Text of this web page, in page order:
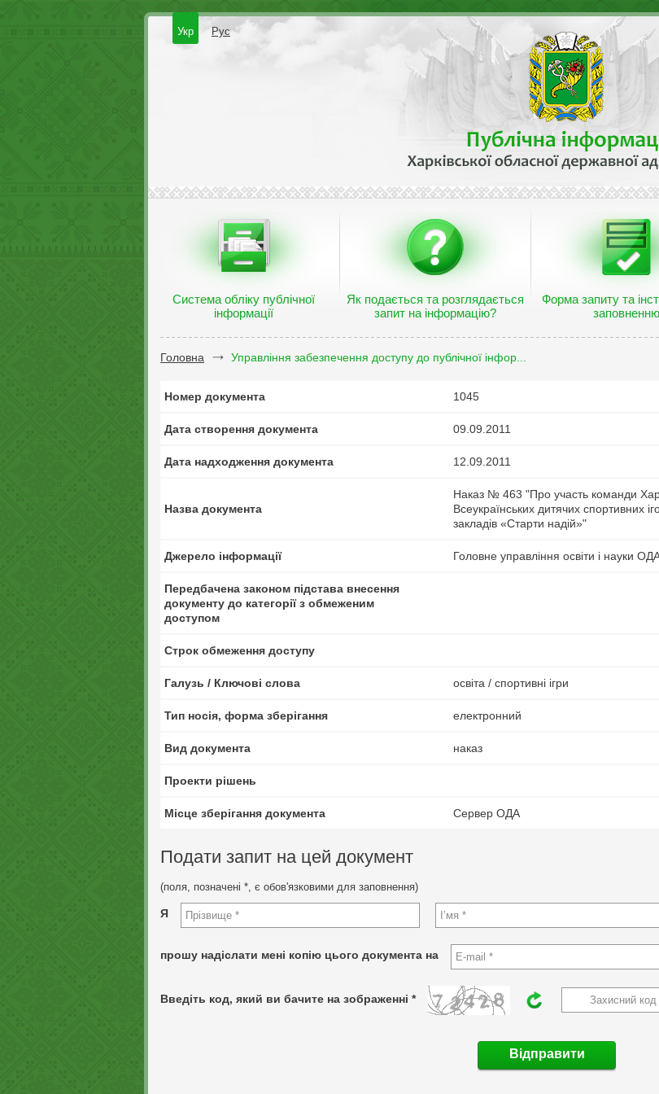
Укр Рус
Система обліку публічної
інформації
Як подається та розглядається
запит на інформацію?
Форма запиту та
заповненню
Головна Управління забезпечення доступу до публічної інфор...
Номер документа 1045
Дата створення документа 09.09.2011
Дата надходження документа 12.09.2011
Назва документа
Наказ № 463 "Про участь команди
Всеукраїнських дитячих спортивних
закладів «Старти надій»"
Джерело інформації Головне управління освіти і науки
Передбачена законом підстава внесення
документу до категорії з обмеженим
доступом
Строк обмеження доступу
Галузь / Ключові слова освіта / спортивні ігри
Тип носія, форма зберігання електронний
Вид документа наказ
Проекти рішень
Місце зберігання документа Сервер ОДА
Подати запит на цей документ
(поля, позначені *, є обов'язковими для заповнення)
Я
прошу надіслати мені копію цього документа на
Введіть код, який ви бачите на зображенні *